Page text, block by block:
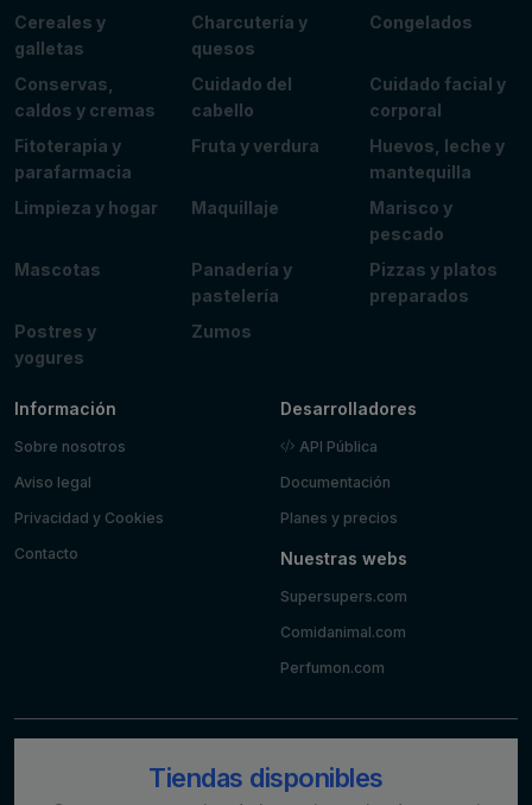
Cereales y
galletas
Charcutería y
quesos
Congelados
Conservas,
caldos y cremas
Cuidado del
cabello
Cuidado facial y
corporal
Fitoterapia y
parafarmacia
Fruta y verdura
Huevos, leche y
mantequilla
Limpieza y hogar
Maquillaje
Marisco y
pescado
Mascotas
Panadería y
pastelería
Pizzas y platos
preparados
Postres y
yogures
Zumos
Información
Sobre nosotros
Aviso legal
Privacidad y Cookies
Contacto
Desarrolladores
API Pública
Documentación
Planes y precios
Nuestras webs
Supersupers.com
Comidanimal.com
Perfumon.com
Tiendas disponibles